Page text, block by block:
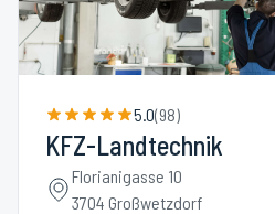
5.0(98)
KFZ-Landtechnik
Florianigasse 10
3704 Großwetzdorf